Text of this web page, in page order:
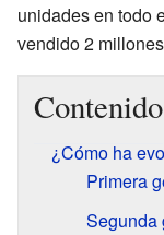
unidades en todo
vendido 2
Contenido
¿Cómo ha
Primera
Segunda